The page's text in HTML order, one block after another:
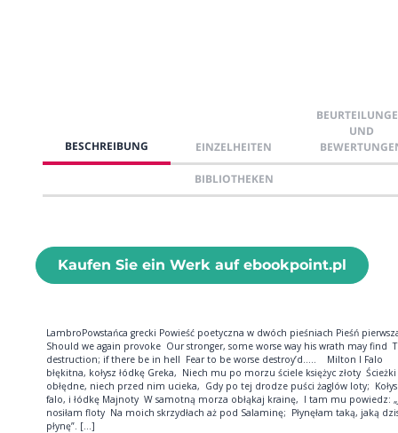
BESCHREIBUNG EINZELHEITEN
UND
BIBLIOTHEKEN
Kaufen Sie ein Werk auf ebookpoint.pl
LambroPowstańca grecki Powieść poetyczna w dwóch pieśniach Pieśń
Should we again provoke Our stronger, some worse way his wrath may find
destruction; if there be in hell Fear to be worse destroy’d..... Milton I Falo
błękitna, kołysz łódkę Greka, Niech mu po morzu ściele księżyc złoty Ścieżki
obłędne, niech przed nim ucieka, Gdy po tej drodze puści żaglów loty;
falo, i łódkę Majnoty W samotną morza obłąkaj krainę, I tam mu powiedz:
nosiłam floty Na moich skrzydłach aż pod Salaminę; Płynęłam taką, jaką
płynę”. [...]